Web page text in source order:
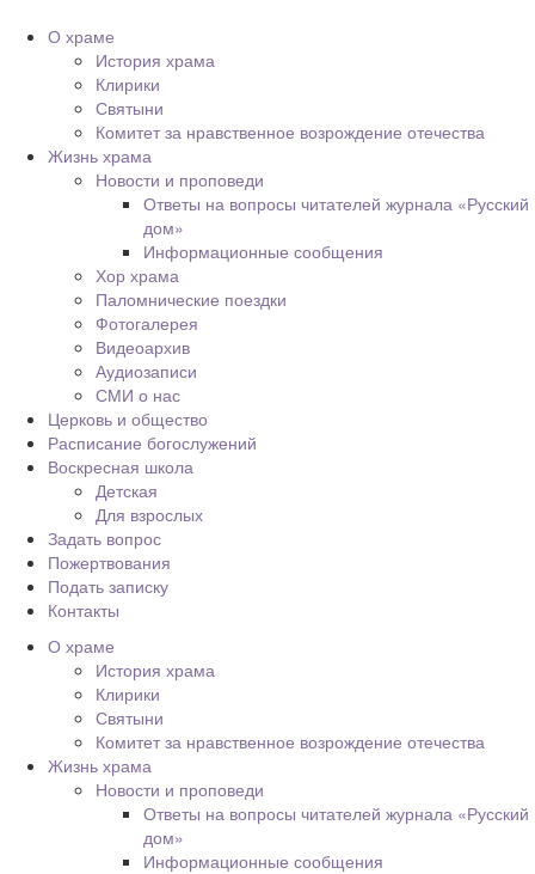
О храме
История храма
Клирики
Святыни
Комитет за нравственное возрождение отечества
Жизнь храма
Новости и проповеди
Ответы на вопросы читателей журнала «Русский
дом»
Информационные сообщения
Хор храма
Паломнические поездки
Фотогалерея
Видеоархив
Аудиозаписи
СМИ о нас
Церковь и общество
Расписание богослужений
Воскресная школа
Детская
Для взрослых
Задать вопрос
Пожертвования
Подать записку
Контакты
О храме
История храма
Клирики
Святыни
Комитет за нравственное возрождение отечества
Жизнь храма
Новости и проповеди
Ответы на вопросы читателей журнала «Русский
дом»
Информационные сообщения